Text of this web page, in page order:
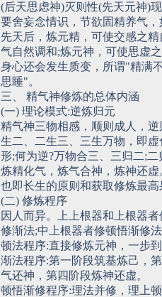
(后天思虑神)灭则性(先天元神)
要舍妄念情识，节欲固精养气
先天后，炼元精，可使交感之
气自然调和;炼元神，可使思虚
身心还会发生质变，所谓"精满
思睡"。
三、 精气神修炼的总体内涵
(一) 理论模式:逆炼归元
精气神三物相感，顺则成人，
生二、二生三、三生万物，即
形;何为逆?万物合三、三归二;
炼精化气，炼气合神，炼神还虚
也即长生的原则和获取修炼最高
(二) 修炼程序
因人而异。上上根器和上根器
修渐法;中上根器者修顿悟渐修法
顿法程序:直接修炼元神，一步到
渐法程序:第一阶段筑基炼己，
气还神，第四阶段炼神还虚。
顿悟渐修程序:理法并修，理上顿